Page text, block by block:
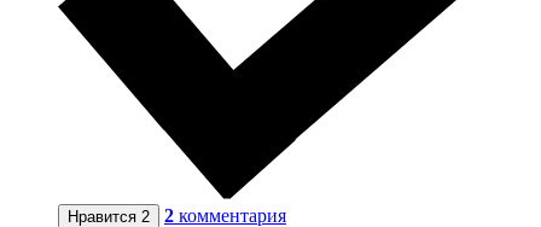
Нравится 2 2 комментария